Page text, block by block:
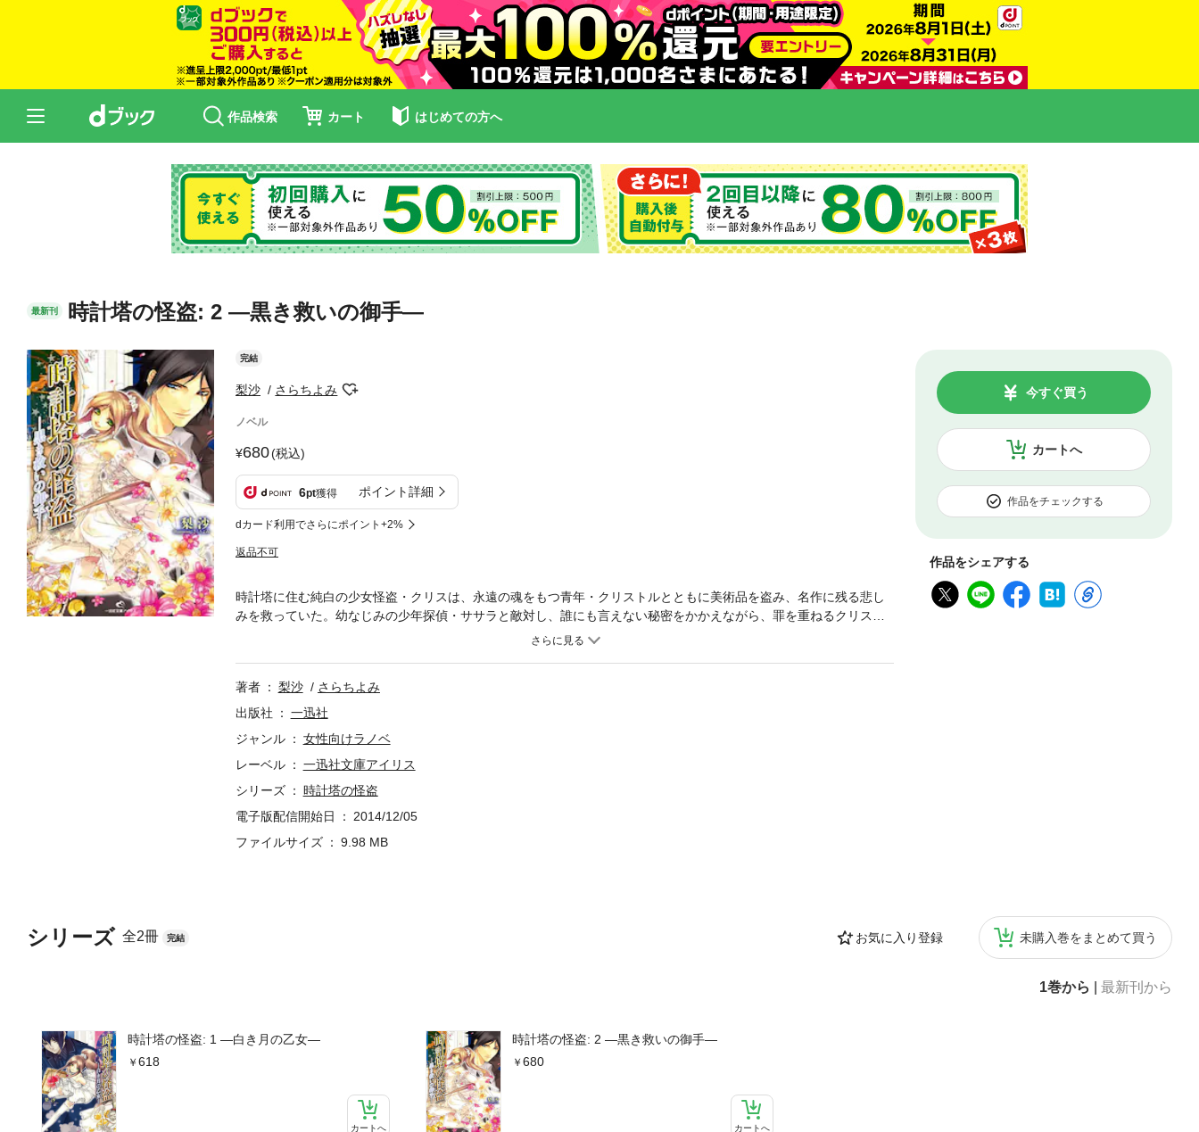
作品検索 カート はじめての方へ
最新刊 時計塔の怪盗: 2 ―黒き救いの御手―
完結
梨沙 さらちよみ
ノベル
680(税込)
6pt獲得 ポイント詳細
dカード利用でさらにポイント+2%
返品不可
カートへ
今すぐ買う
作品をチェックする
作品をシェアする
シリーズ 全2冊 完結 お気に入り登録 未購入巻をまとめて買う
1巻から 最新刊から
時計塔の怪盗: 1 ―白き月の乙女―
618
カートへ
時計塔の怪盗: 2 ―黒き救いの御手―
680
カートへ
時計塔に住む純白の少女怪盗・クリスは、永遠の魂をもつ青年・クリストルとともに美術品を盗み、名作に残る悲し
みを救っていた。幼なじみの少年探偵・ササラと敵対し、誰にも言えない秘密をかかえながら、罪を重ねるクリス。
そんな中、警察から挑戦状を受け、危険な勝負がはじまる――！少女が隠し続けた真実と選択した答えとは!?人気サ
著者 梨沙
さらちよみ
出版社
一迅社
ジャンル
女性向けラノベ
レーベル
一迅社文庫アイリス
シリーズ
時計塔の怪盗
電子版配信開始日
2014/12/05
ファイルサイズ
9.98 MB